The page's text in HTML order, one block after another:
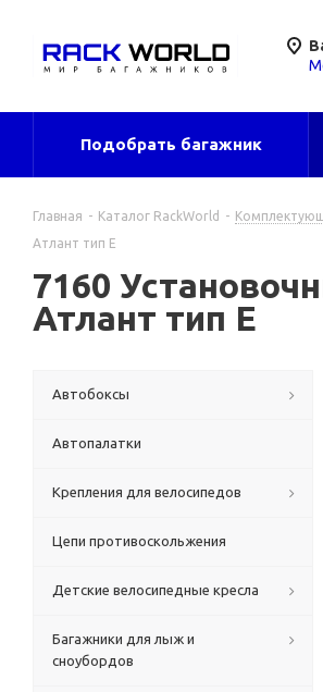
Подобрать багажник
Главная - Каталог RackWorld -
Атлант тип E
7160
Атлант тип E
Автобоксы
Автопалатки
Крепления для велосипедов
Цепи противоскольжения
Детские велосипедные кресла
Багажники для лыж и
сноубордов